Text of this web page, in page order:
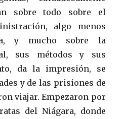
sobre todo sobre el
algo menos
y mucho sobre la
sus métodos y sus
da la impresión, se
y de las prisiones de
viajar. Empezaron por
del Niágara, donde